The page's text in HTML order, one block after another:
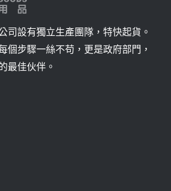
司設有獨立生產團隊，特快起貨。
個步驟一絲不苟，更是政府部門，
最佳伙伴。